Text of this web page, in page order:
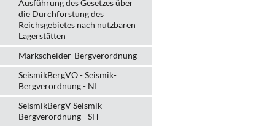
Ausführung des Gesetzes über
die Durchforstung des
Reichsgebietes nach nutzbaren
Lagerstätten
Markscheider-Bergverordnung
SeismikBergVO - Seismik-
Bergverordnung - NI
SeismikBergV Seismik-
Bergverordnung - SH -